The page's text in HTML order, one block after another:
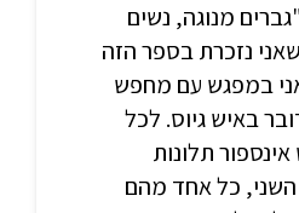
מנוגה, נשים
נזכרת בספר הזה
במפגש עם מחפש
באיש גיוס. לכל
תלונות
השני, כל אחד מהם